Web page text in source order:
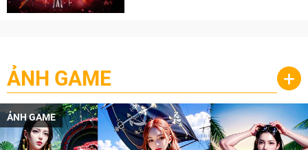
ẢNH GAME +
ẢNH GAME